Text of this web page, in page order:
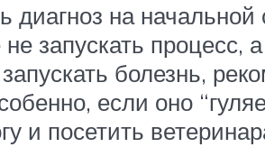
на
запускать процесс,
болезнь,
если оно
и посетить